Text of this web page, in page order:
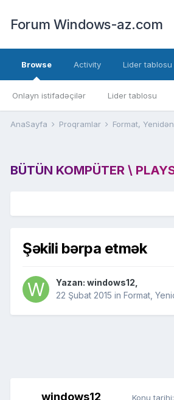
Forum Windows-az.com
Browse
Onlayn istifadəçilər Lider tablosu
Activity Lider tablosu
AnaSayfa Proqramlar Format,
BÜTÜN KOMPÜTER \
Şəkili bərpa etmək
Yazan: windows12
22 Şubat 2015 in Format,
windows12 Konu tarihi: